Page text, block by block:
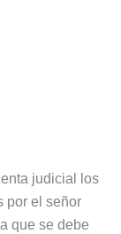
judicial los
por el señor
que se debe